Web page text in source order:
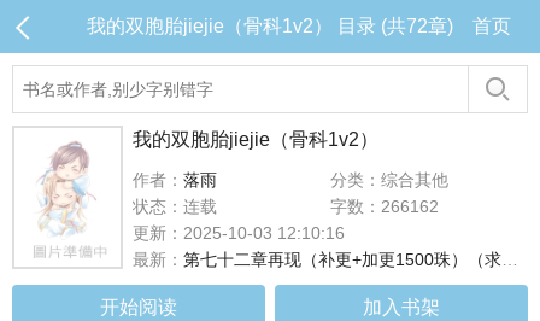
我的双胞胎jiejie（骨科1v2） 目录 (共72章) 首页
我的双胞胎jiejie（骨科1v2）
作者： 落雨
分类：综合其他
状态：连载
字数：266162
更新：2025-10-03 12:10:16
最新： 第七十二章再现（补更+加更1500珠）（求猪猪）
开始阅读 加入书架